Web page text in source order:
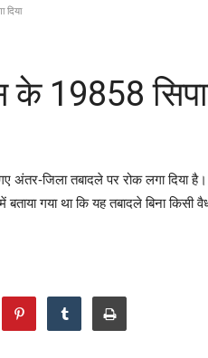
दिया
के 19858
अंतर-जिला तबादले पर रोक लगा दिया
बताया गया था कि यह तबादले बिना किसी